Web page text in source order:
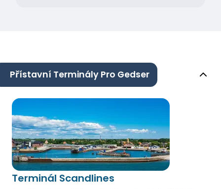
Přístavní Terminály Pro Gedser
Terminál Scandlines